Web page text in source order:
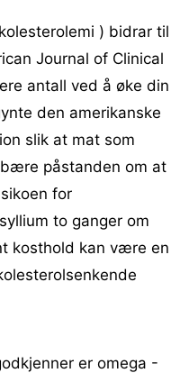
) bidrar til
Journal of Clinical
antall ved å øke din
den amerikanske
slik at mat som
påstanden om at
for
to ganger om
kosthold kan være en
er omega -